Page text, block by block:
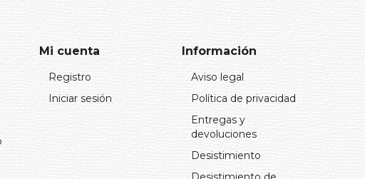
Mi cuenta
Registro
Iniciar sesión
Información
Aviso legal
Política de privacidad
Entregas y
devoluciones
Desistimiento